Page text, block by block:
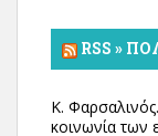
RSS »
Κ.
κοινωνία των